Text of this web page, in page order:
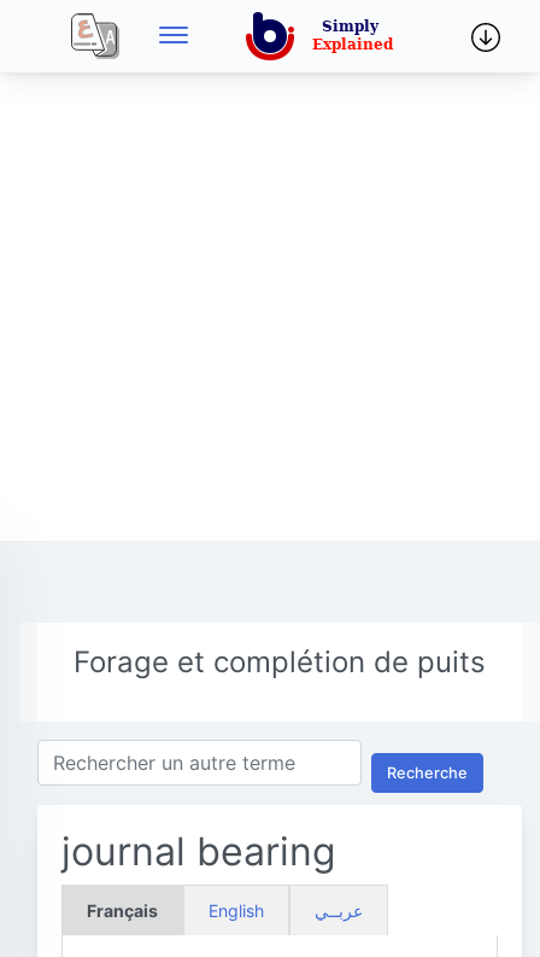
Forage et complétion de puits
Recherche
journal bearing
Français English عربــي